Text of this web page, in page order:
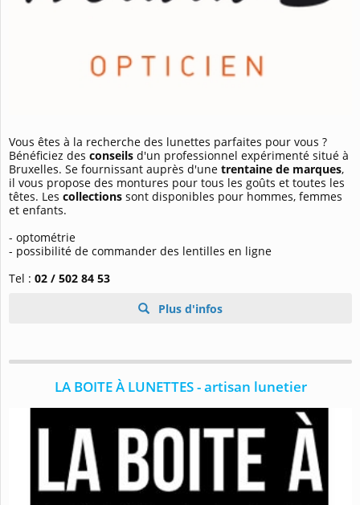
Vous êtes à la recherche des lunettes parfaites pour vous ?
Bénéficiez des conseils d'un professionnel expérimenté situé à
Bruxelles. Se fournissant auprès d'une trentaine de marques,
il vous propose des montures pour tous les goûts et toutes les
têtes. Les collections sont disponibles pour hommes, femmes
et enfants.
- optométrie
- possibilité de commander des lentilles en ligne
Tel : 02 / 502 84 53
Plus d'infos
LA BOITE À LUNETTES - artisan lunetier